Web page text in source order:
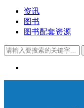
资讯
图书
图书配套资源